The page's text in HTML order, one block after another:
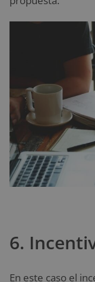
6.
En este caso el